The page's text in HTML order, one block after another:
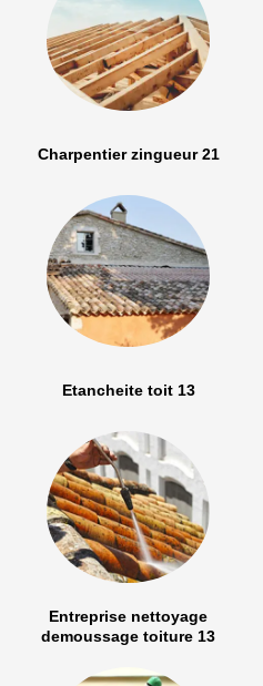
Charpentier zingueur 21
Etancheite toit 13
Entreprise nettoyage
demoussage toiture 13